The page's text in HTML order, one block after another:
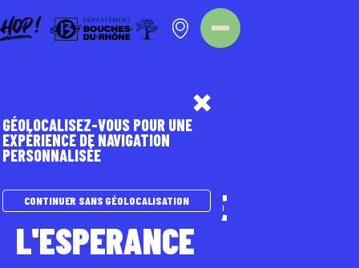
LES JARDINS DE
L'ESPERANCE
GÉOLOCALISEZ-VOUS POUR UNE
EXPÉRIENCE DE NAVIGATION
PERSONNALISÉE
CONTINUER SANS GÉOLOCALISATION